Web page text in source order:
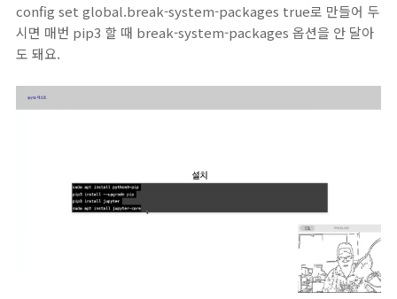
config set global.break-system-packages true로 만들어 두
시면 매번 pip3 할 때 break-system-packages 옵션을 안 달아
도 돼요.